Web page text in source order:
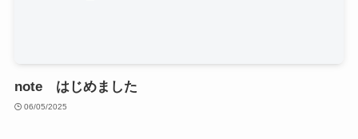
note はじめました
06/05/2025